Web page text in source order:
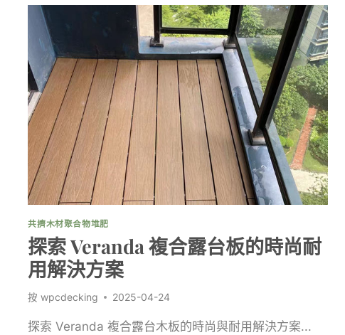
共擠木材聚合物堆肥
探索 Veranda 複合露台板的時尚耐
用解決方案
按 wpcdecking 2025-04-24
探索 Veranda 複合露台木板的時尚與耐用解決方案...